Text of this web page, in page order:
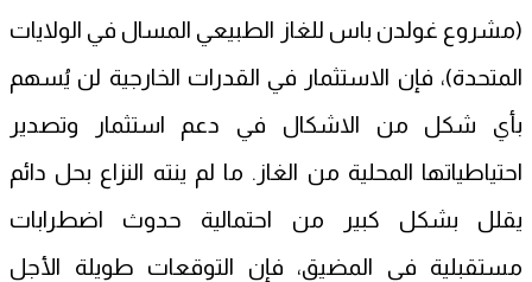
(مشروع غولدن باس للغاز الطبيعي المسال في الولايات
المتحدة)، فإن الاستثمار في القدرات الخارجية لن يُسهم
بأي شكل من الاشكال في دعم استثمار وتصدير
احتياطياتها المحلية من الغاز. ما لم ينته النزاع بحل دائم
يقلل بشكل كبير من احتمالية حدوث اضطرابات
مستقبلية في المضيق، فإن التوقعات طويلة الأجل